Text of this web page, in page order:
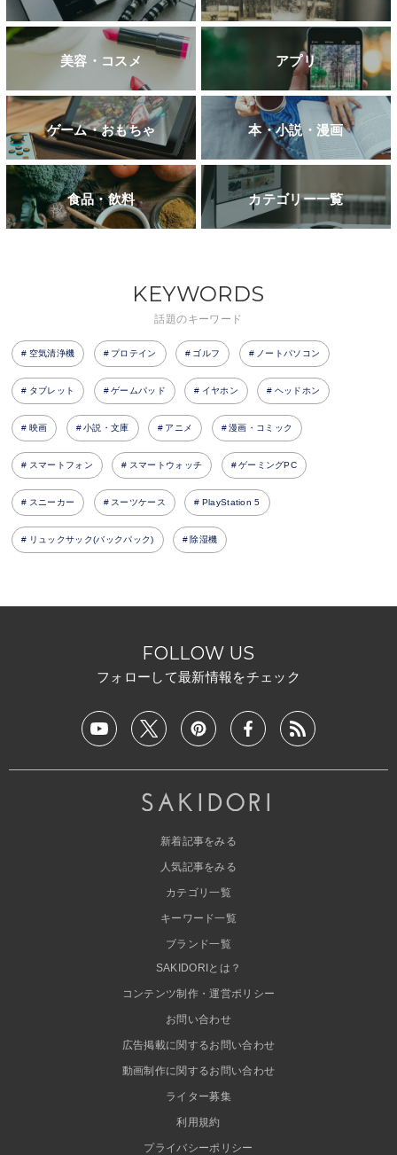
美容・コスメ アプリ
ゲーム・おもちゃ 本・小説・漫画
食品・飲料 カテゴリー一覧
KEYWORDS
話題のキーワード
空気清浄機 プロテイン ゴルフ ノートパソコン
タブレット ゲームパッド イヤホン ヘッドホン
映画 小説・文庫 アニメ 漫画・コミック
スマートフォン スマートウォッチ ゲーミングPC
スニーカー スーツケース PlayStation 5
リュックサック(バックパック) 除湿機
FOLLOW US
フォローして最新情報をチェック
新着記事をみる
人気記事をみる
カテゴリ一覧
キーワード一覧
ブランド一覧
SAKIDORIとは？
コンテンツ制作・運営ポリシー
お問い合わせ
広告掲載に関するお問い合わせ
動画制作に関するお問い合わせ
ライター募集
利用規約
プライバシーポリシー